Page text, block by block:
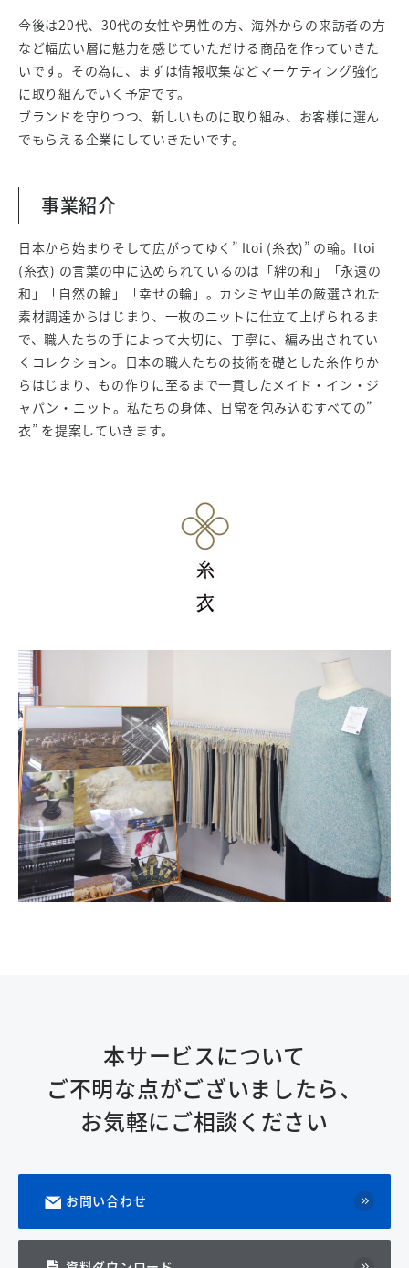
今後は20代、30代の女性や男性の方、海外からの来訪者の方
など幅広い層に魅力を感じていただける商品を作っていきた
いです。その為に、まずは情報収集などマーケティング強化
に取り組んでいく予定です。
ブランドを守りつつ、新しいものに取り組み、お客様に選ん
でもらえる企業にしていきたいです。
事業紹介
日本から始まりそして広がってゆく” Itoi (糸衣)” の輪。Itoi
(糸衣) の言葉の中に込められているのは「絆の和」「永遠の
和」「自然の輪」「幸せの輪」。カシミヤ山羊の厳選された
素材調達からはじまり、一枚のニットに仕立て上げられるま
で、職人たちの手によって大切に、丁寧に、編み出されてい
くコレクション。日本の職人たちの技術を礎とした糸作りか
らはじまり、もの作りに至るまで一貫したメイド・イン・ジ
ャパン・ニット。私たちの身体、日常を包み込むすべての”
衣” を提案していきます。
本サービスについて
ご不明な点がございましたら、
お気軽にご相談ください
お問い合わせ